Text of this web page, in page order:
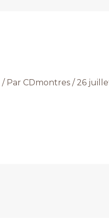
/ Par CDmontres / 26